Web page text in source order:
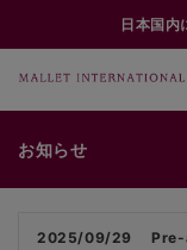
日本国
お知らせ
2025/09/29 Pre-